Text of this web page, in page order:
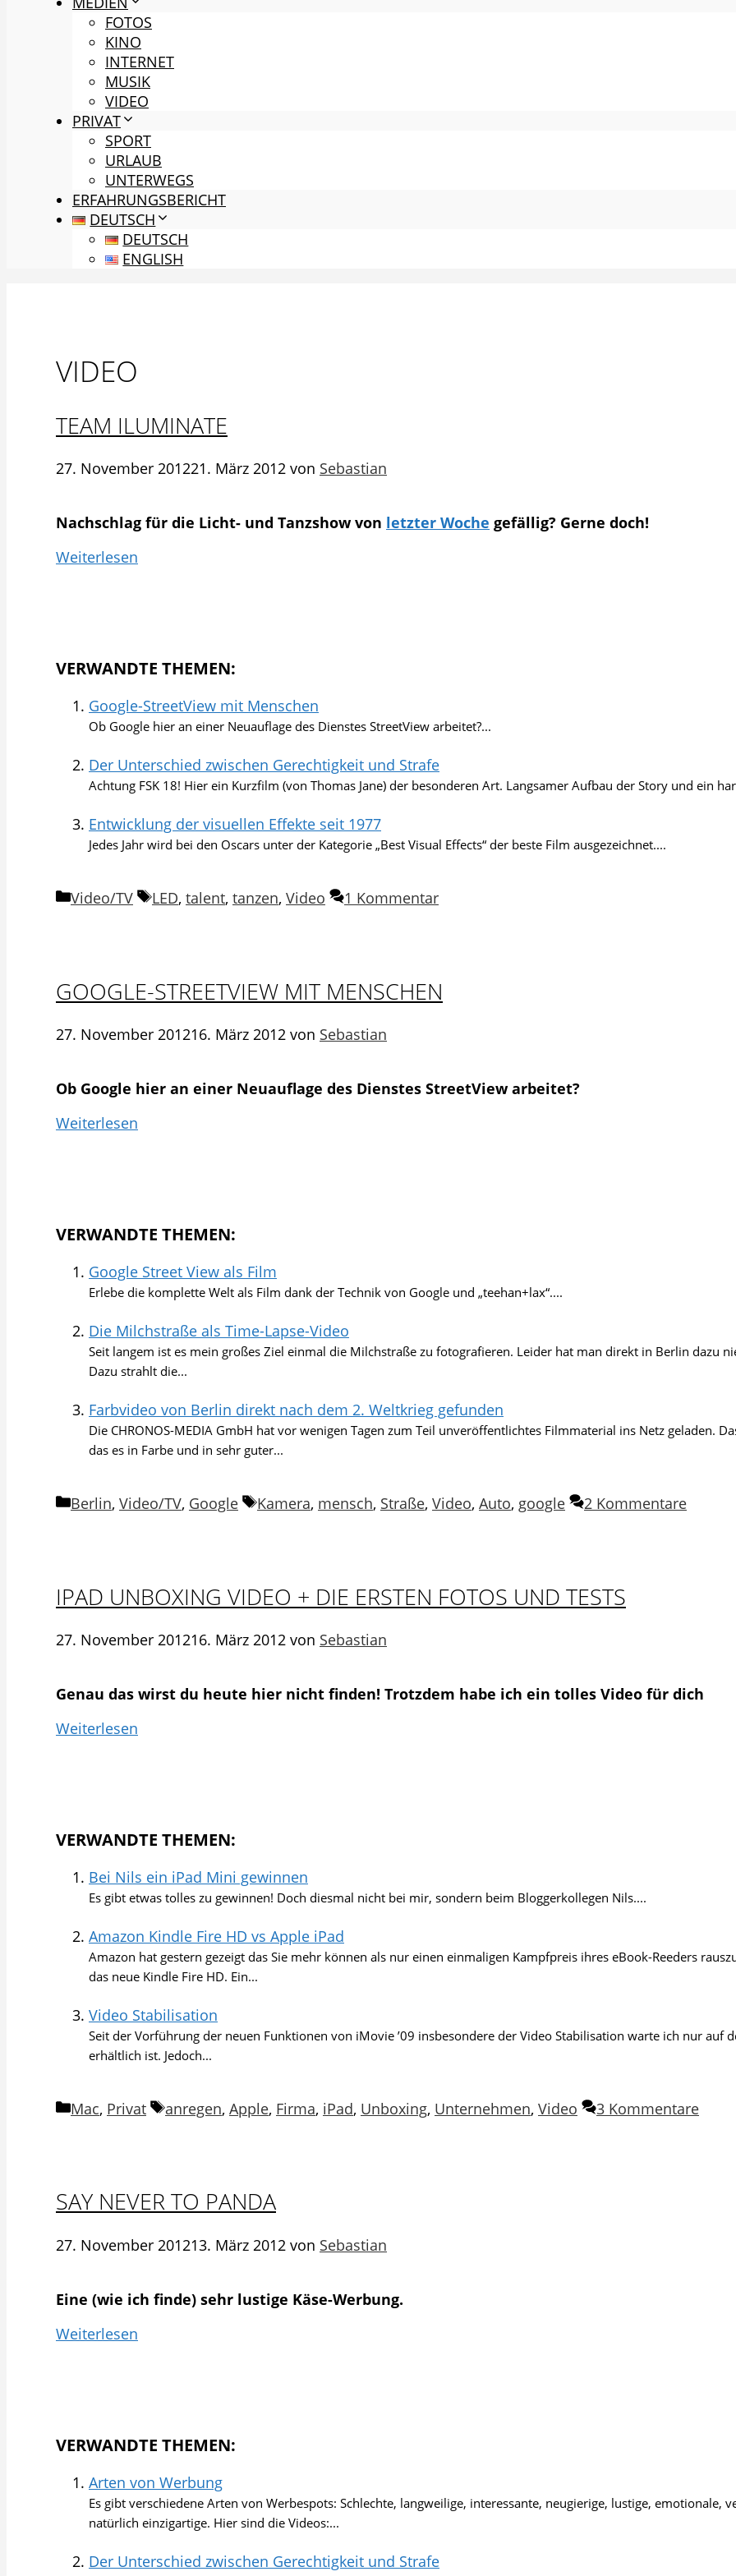
FOTOS
KINO
INTERNET
MUSIK
VIDEO
PRIVAT
SPORT
URLAUB
UNTERWEGS
ERFAHRUNGSBERICHT
DEUTSCH
DEUTSCH
ENGLISH
VIDEO
TEAM ILUMINATE
27. November 201221. März 2012 von Sebastian
Nachschlag für die Licht- und Tanzshow von letzter Woche gefällig? Gerne doch!
Weiterlesen
VERWANDTE THEMEN:
Google-StreetView mit Menschen
Ob Google hier an einer Neuauflage des Dienstes StreetView arbeitet?...
Der Unterschied zwischen Gerechtigkeit und Strafe
Achtung FSK 18! Hier ein Kurzfilm (von Thomas Jane) der besonderen Art. Langsamer Aufbau der Story und ein
Entwicklung der visuellen Effekte seit 1977
Jedes Jahr wird bei den Oscars unter der Kategorie „Best Visual Effects“ der beste Film ausgezeichnet....
Kategorien
Video/TV Schlagwörter
LED, talent, tanzen, Video 1 Kommentar
GOOGLE-STREETVIEW MIT MENSCHEN
27. November 201216. März 2012 von Sebastian
Ob Google hier an einer Neuauflage des Dienstes StreetView arbeitet?
Weiterlesen
VERWANDTE THEMEN:
Google Street View als Film
Erlebe die komplette Welt als Film dank der Technik von Google und „teehan+lax“....
Die Milchstraße als Time-Lapse-Video
Seit langem ist es mein großes Ziel einmal die Milchstraße zu fotografieren. Leider hat man direkt in Berlin dazu
Dazu strahlt die...
Farbvideo von Berlin direkt nach dem 2. Weltkrieg gefunden
Die CHRONOS-MEDIA GmbH hat vor wenigen Tagen zum Teil unveröffentlichtes Filmmaterial ins Netz geladen.
das es in Farbe und in sehr guter...
Kategorien
Berlin, Video/TV, Google Schlagwörter
Kamera, mensch, Straße, Video, Auto, google 2 Kommentare
IPAD UNBOXING VIDEO + DIE ERSTEN FOTOS UND TESTS
27. November 201216. März 2012 von Sebastian
Genau das wirst du heute hier nicht finden! Trotzdem habe ich ein tolles Video für dich
Weiterlesen
VERWANDTE THEMEN:
Bei Nils ein iPad Mini gewinnen
Es gibt etwas tolles zu gewinnen! Doch diesmal nicht bei mir, sondern beim Bloggerkollegen Nils....
Amazon Kindle Fire HD vs Apple iPad
Amazon hat gestern gezeigt das Sie mehr können als nur einen einmaligen Kampfpreis ihres eBook-Reeders
das neue Kindle Fire HD. Ein...
Video Stabilisation
Seit der Vorführung der neuen Funktionen von iMovie ’09 insbesondere der Video Stabilisation warte ich nur auf
erhältlich ist. Jedoch...
Kategorien
Mac, Privat Schlagwörter
anregen, Apple, Firma, iPad, Unboxing, Unternehmen, Video 3 Kommentare
SAY NEVER TO PANDA
27. November 201213. März 2012 von Sebastian
Eine (wie ich finde) sehr lustige Käse-Werbung.
Weiterlesen
VERWANDTE THEMEN:
Arten von Werbung
Es gibt verschiedene Arten von Werbespots: Schlechte, langweilige, interessante, neugierige, lustige, emotionale,
natürlich einzigartige. Hier sind die Videos:...
Der Unterschied zwischen Gerechtigkeit und Strafe